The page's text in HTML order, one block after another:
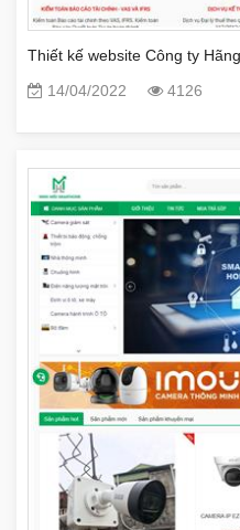
Thiết kế website Công ty
14/04/2022
4126